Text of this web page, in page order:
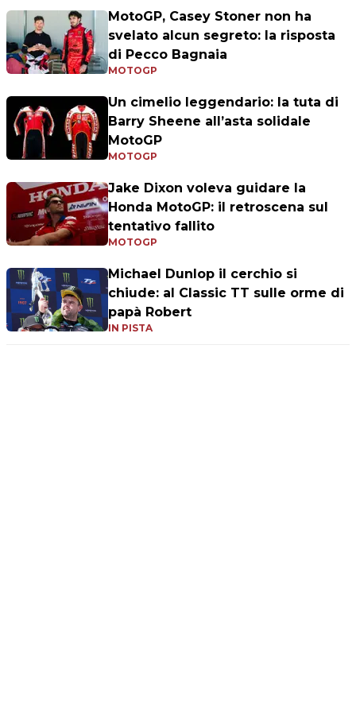
MotoGP, Casey Stoner non ha
svelato alcun segreto: la risposta
di Pecco Bagnaia
MOTOGP
Un cimelio leggendario: la tuta di
Barry Sheene all’asta solidale
MotoGP
MOTOGP
Jake Dixon voleva guidare la
Honda MotoGP: il retroscena sul
tentativo fallito
MOTOGP
Michael Dunlop il cerchio si
chiude: al Classic TT sulle orme di
papà Robert
IN PISTA